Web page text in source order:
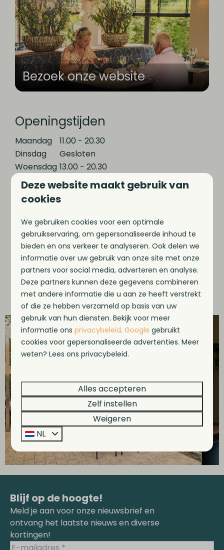
Bezoek onze website
Openingstijden
Maandag
11.00 - 20.30
Dinsdag
Gesloten
Woensdag 13.00 - 20.30
Donderdag
11.00 - 20.30
Vrijdag
11.00 - 20.30
Zaterdag
11.00 - 20.30
Zondag
11.00 - 20.30
Als het gezellig is of bij mooi weer blijven we
langer open!
Blijf op de hoogte!
Meld je aan voor onze nieuwsbrief en
ontvang het laatste nieuws en diverse
kortingen!
Deze website maakt gebruik van
cookies
We gebruiken cookies voor een optimale
gebruikservaring, om gepersonaliseerde inhoud te
bieden en ons verkeer te analyseren. Ook delen we
informatie over uw gebruik van onze site met onze
partners voor social media, adverteren en analyse.
Deze partners kunnen deze gegevens combineren
met andere informatie die u aan ze heeft verstrekt
of die ze hebben verzameld op basis van uw
gebruik van hun diensten. Bekijk voor meer
informatie onsprivacybeleid.Google gebruikt
cookies voor gepersonaliseerde advertenties. Meer
weten? Lees ons privacybeleid.
Alles accepteren
Zelf instellen
Weigeren
NL